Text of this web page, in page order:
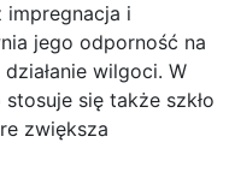
impregnacja i
jego odporność na
wilgoci. W
się także szkło
zwiększa